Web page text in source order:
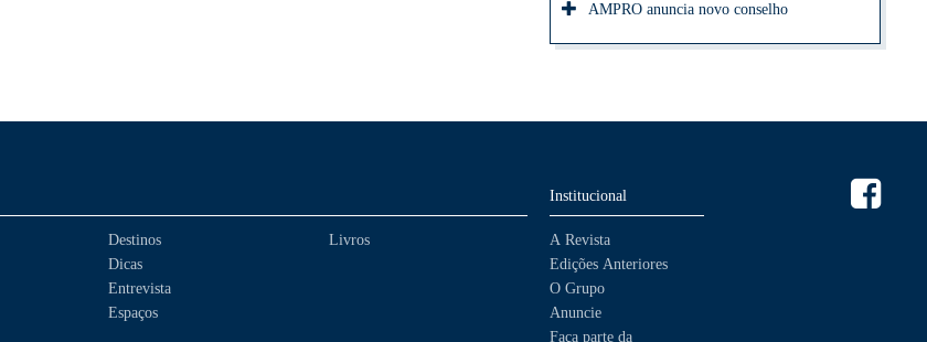
AMPRO anuncia novo conselho
Destinos
Dicas
Entrevista
Espaços
Livros
Institucional
A Revista
Edições Anteriores
O Grupo
Anuncie
Faça parte da